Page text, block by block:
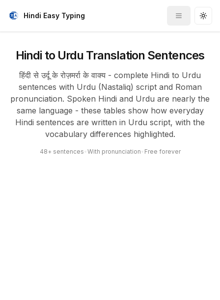
Hindi Easy Typing
Toggle
Hindi to Urdu Translation Sentences
हिंदी से उर्दू के रोज़मर्रा के वाक्य - complete Hindi to Urdu
sentences with Urdu (Nastaliq) script and Roman
pronunciation. Spoken Hindi and Urdu are nearly the
same language - these tables show how everyday
Hindi sentences are written in Urdu script, with the
vocabulary differences highlighted.
48+ sentences With pronunciation Free forever